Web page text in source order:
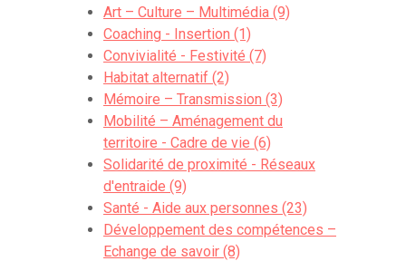
Art – Culture – Multimédia (9)
Coaching - Insertion (1)
Convivialité - Festivité (7)
Habitat alternatif (2)
Mémoire – Transmission (3)
Mobilité – Aménagement du
territoire - Cadre de vie (6)
Solidarité de proximité - Réseaux
d'entraide (9)
Santé - Aide aux personnes (23)
Développement des compétences –
Echange de savoir (8)